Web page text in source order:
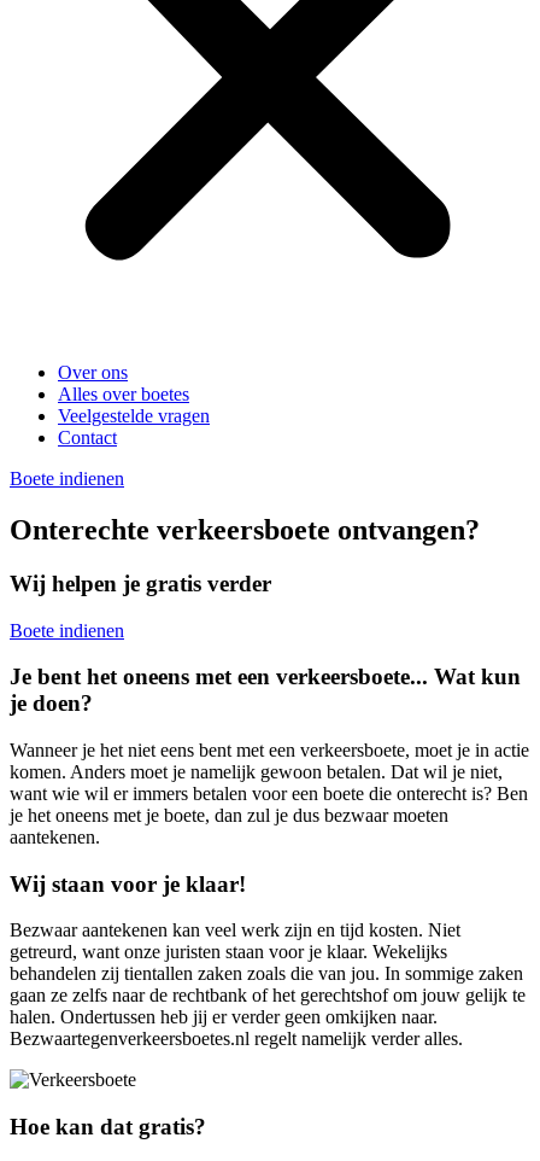
Over ons
Alles over boetes
Veelgestelde vragen
Contact
Boete indienen
Onterechte verkeersboete ontvangen?
Wij helpen je gratis verder
Boete indienen
Je bent het oneens met een verkeersboete... Wat kun
je doen?
Wanneer je het niet eens bent met een verkeersboete, moet je in actie
komen. Anders moet je namelijk gewoon betalen. Dat wil je niet,
want wie wil er immers betalen voor een boete die onterecht is? Ben
je het oneens met je boete, dan zul je dus bezwaar moeten
aantekenen.
Wij staan voor je klaar!
Bezwaar aantekenen kan veel werk zijn en tijd kosten. Niet
getreurd, want onze juristen staan voor je klaar. Wekelijks
behandelen zij tientallen zaken zoals die van jou. In sommige zaken
gaan ze zelfs naar de rechtbank of het gerechtshof om jouw gelijk te
halen. Ondertussen heb jij er verder geen omkijken naar.
Bezwaartegenverkeersboetes.nl regelt namelijk verder alles.
Hoe kan dat gratis?